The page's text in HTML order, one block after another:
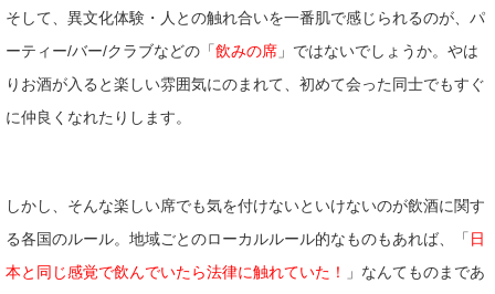
そして、異文化体験・人との触れ合いを一番肌で感じられるのが、パ
ーティー/バー/クラブなどの「飲みの席 」ではないでしょうか。やは
りお酒が入ると楽しい雰囲気にのまれて、初めて会った同士でもすぐ
に仲良くなれたりします。
しかし、そんな楽しい席でも気を付けないといけないのが飲酒に関す
る各国のルール。地域ごとのローカルルール的なものもあれば、「日
本と同じ感覚で飲んでいたら法律に触れていた！
」なんてものまであ